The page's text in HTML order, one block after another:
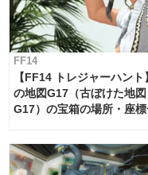
FF14
【FF14 トレジャーハント
の地図G17（古ぼけた地図
G17）の宝箱の場所・座